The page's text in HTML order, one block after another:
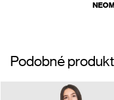
Podobné